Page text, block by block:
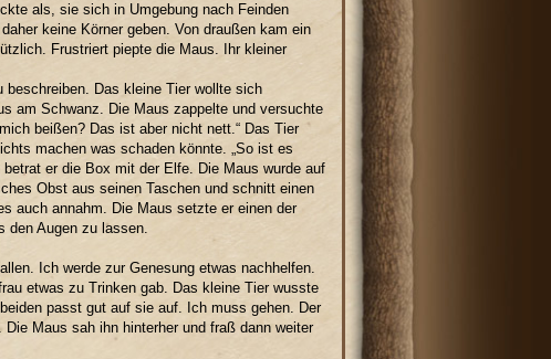
als, sie sich in Umgebung nach Feinden
keine Körner geben. Von draußen kam ein
Frustriert piepte die Maus. Ihr kleiner
Das kleine Tier wollte sich
am Schwanz. Die Maus zappelte und versuchte
beißen? Das ist aber nicht nett.“ Das Tier
machen was schaden könnte. „So ist es
er die Box mit der Elfe. Die Maus wurde auf
Obst aus seinen Taschen und schnitt einen
auch annahm. Die Maus setzte er einen der
den Augen zu lassen.
Ich werde zur Genesung etwas nachhelfen.
etwas zu Trinken gab. Das kleine Tier wusste
passt gut auf sie auf. Ich muss gehen. Der
Maus sah ihn hinterher und fraß dann weiter